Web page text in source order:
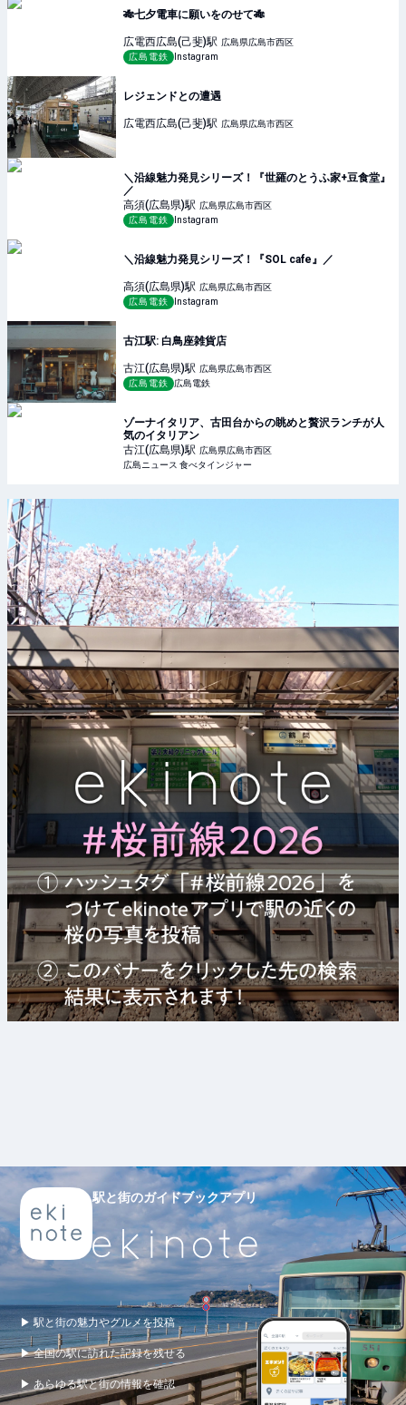
🎋七夕電車に願いをのせて🎋
広電西広島(己斐)駅 広島県広島市西区
広島電鉄
Instagram
レジェンドとの遭遇
広電西広島(己斐)駅 広島県広島市西区
＼沿線魅力発見シリーズ！『世羅のとうふ家+豆食堂』
／
高須(広島県)駅 広島県広島市西区
広島電鉄
Instagram
＼沿線魅力発見シリーズ！『SOL cafe』／
高須(広島県)駅 広島県広島市西区
広島電鉄
Instagram
古江駅: 白鳥座雑貨店
古江(広島県)駅 広島県広島市西区
広島電鉄
広島電鉄
ゾーナイタリア、古田台からの眺めと贅沢ランチが人
気のイタリアン
古江(広島県)駅 広島県広島市西区
広島ニュース 食べタインジャー
駅と街のガイドブックアプリ
▶ 駅と街の魅力やグルメを投稿
▶ 全国の駅に訪れた記録を残せる
▶ あらゆる駅と街の情報を確認